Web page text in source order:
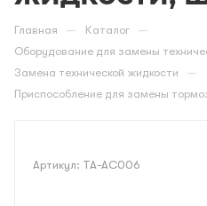
Главная — Каталог —
Оборудование для замены
Замена технической жидкости —
Приспособление для замены
Артикул: TA-AC006